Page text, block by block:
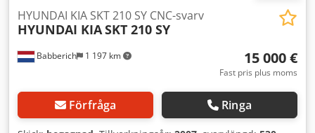
Babberich 1 197 km
HYUNDAI KIA SKT 210 SY CNC-svarv
HYUNDAI KIASKT 210 SY
15 000 €
Fast pris plus moms
Förfråga Ringa